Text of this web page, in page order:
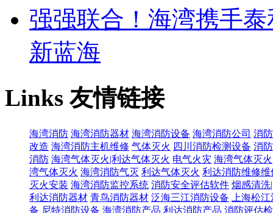
强强联合！海湾携手
新蓝海
Links友情链接
海湾消防 海湾消防器材 海湾消防设备 海湾消防公司 消
改造 海湾消防主机维修 气体灭火 四川消防检测设备 消
消防 海湾气体灭火|利达气体灭火 电气火灾 海湾气体灭
湾气体灭火 海湾消防气灭 利达气体灭火 利达消防维修维
灭火安装 海湾消防监控系统 消防安全评估软件 烟感清洗
利达消防器材 青鸟消防器材 泛海三江消防设备
上海松
备 尼特消防设备 海湾消防产品 利达消防产品 消防评估